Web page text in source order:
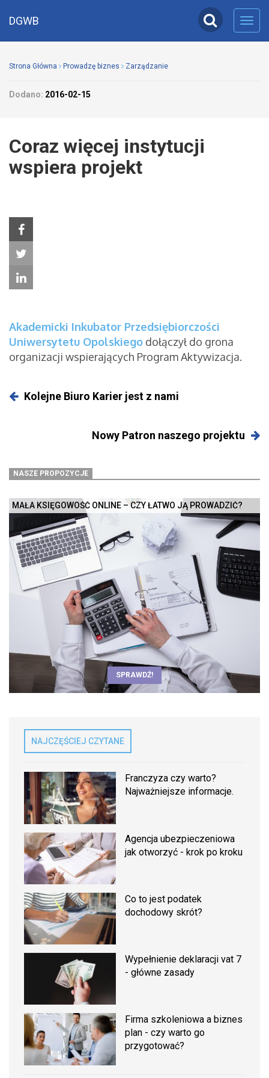
DGWB
Strona Główna Prowadzę biznes Zarządzanie
Dodano: 2016-02-15
Coraz więcej instytucji
wspiera projekt
Akademicki Inkubator Przedsiębiorczości
Uniwersytetu Opolskiego dołączył do grona
organizacji wspierających Program Aktywizacja.
Kolejne Biuro Karier jest z nami
Nowy Patron naszego projektu
NASZE PROPOZYCJE
MAŁA KSIĘGOWOŚĆ ONLINE – CZY ŁATWO JĄ PROWADZIĆ?
SPRAWDŹ!
NAJCZĘŚCIEJ CZYTANE
Franczyza czy warto?
Najważniejsze informacje.
Agencja ubezpieczeniowa
jak otworzyć - krok po kroku
Co to jest podatek
dochodowy skrót?
Wypełnienie deklaracji vat 7
- główne zasady
Firma szkoleniowa a biznes
plan - czy warto go
przygotować?